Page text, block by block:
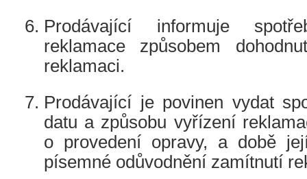
Prodávající informuje
reklamace způsobem
reklamaci.
Prodávající je povinen vydat
datu a způsobu vyřízení
o provedení opravy, a době
písemné odůvodnění zamítnutí